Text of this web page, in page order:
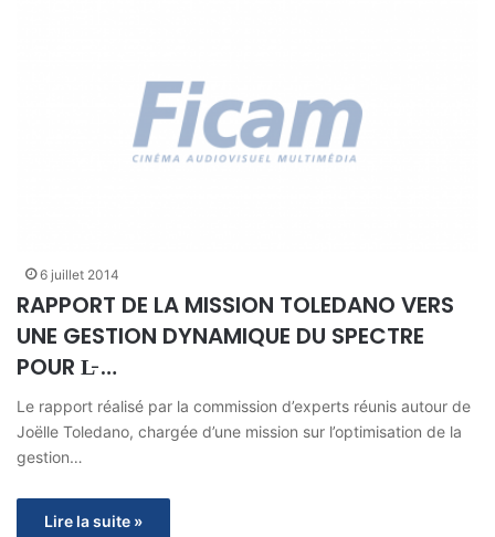
6 juillet 2014
RAPPORT DE LA MISSION TOLEDANO VERS
UNE GESTION DYNAMIQUE DU SPECTRE
POUR L̵ …
Le rapport réalisé par la commission d’experts réunis autour de
Joëlle Toledano, chargée d’une mission sur l’optimisation de la
gestion…
Lire la suite »